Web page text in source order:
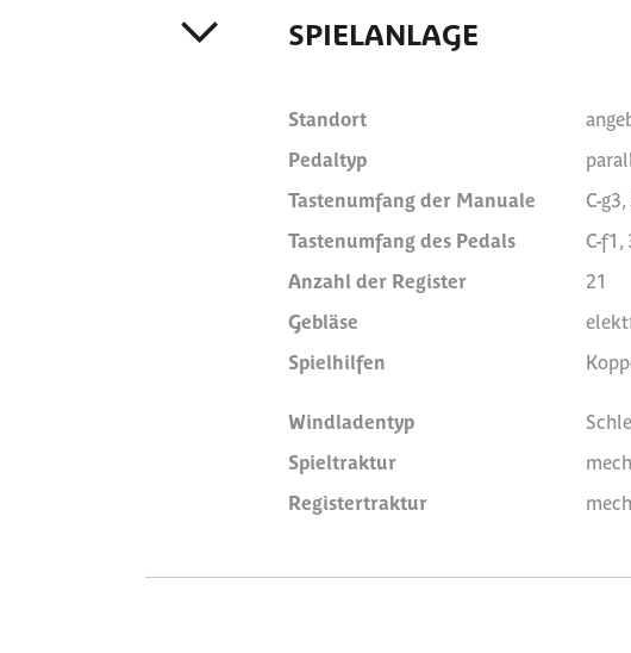
SPIELANLAGE
Standort
Pedaltyp
Tastenumfang der Manuale
C-
Tastenumfang des Pedals
C-f1,
Anzahl der Register
21
Gebläse
Spielhilfen
Windladentyp
Spieltraktur
Registertraktur